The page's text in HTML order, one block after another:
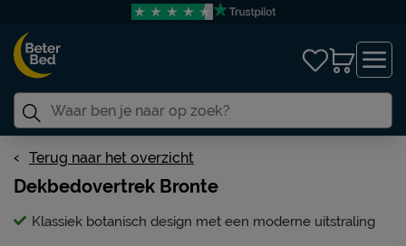
Terug naar het overzicht
Dekbedovertrek Bronte
Klassiek botanisch design met een moderne uitstraling